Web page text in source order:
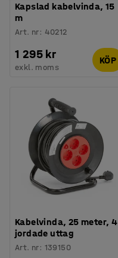
Kapslad kabelvinda, 15
m
Art. nr: 40212
1 295 kr
exkl. moms
KÖP
Kabelvinda, 25 meter, 4
jordade uttag
Art. nr: 139150